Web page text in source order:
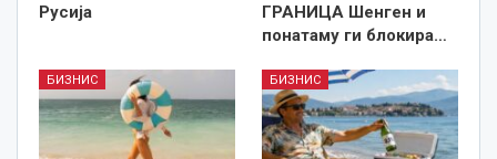
Русија
ГРАНИЦА Шенген и
понатаму ги блокира…
БИЗНИС БИЗНИС